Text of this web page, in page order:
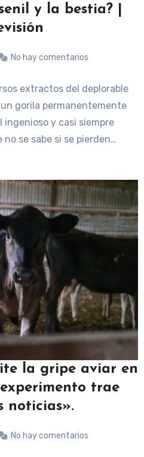
y la bestia? |
No hay comentarios
extractos del deplorable
gorila permanentemente
y casi siempre
se sabe si se pierden…
la gripe aviar en
trae
noticias».
No hay comentarios